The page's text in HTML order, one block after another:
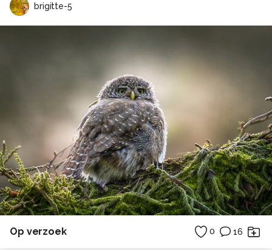
brigitte-5
Op verzoek 0 16